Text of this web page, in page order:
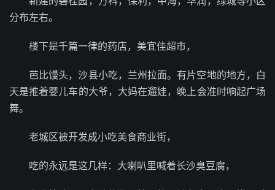
分布左右。
楼下是千篇一律的药店，美宜佳超市，
芭比馒头，沙县小吃，兰州拉面。有片空地的地方，白
天是推着婴儿车的大爷，大妈在遛娃，晚上会准时响起广场
舞。
老城区被开发成小吃美食商业街，
吃的永远是这几样：大喇叭里喊着长沙臭豆腐，